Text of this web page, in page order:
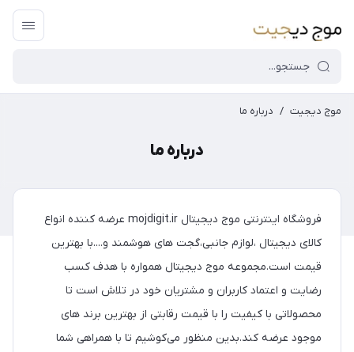
موج دیجیت / درباره ما
درباره ما
فروشگاه اینترنتی موج دیجیتال mojdigit.ir عرضه کننده انواع
کالای دیجیتال ،لوازم جانبی،گجت های هوشمند و....با بهترین
قیمت است.مجموعه موج دیجیتال همواره با هدف کسب
رضایت و اعتماد کاربران و مشتریان خود در تلاش است تا
محصولاتی با کیفیت را با قیمت رقابتی از بهترین برند های
موجود عرضه کند.بدین منظور می‌کوشیم تا با همراهی شما